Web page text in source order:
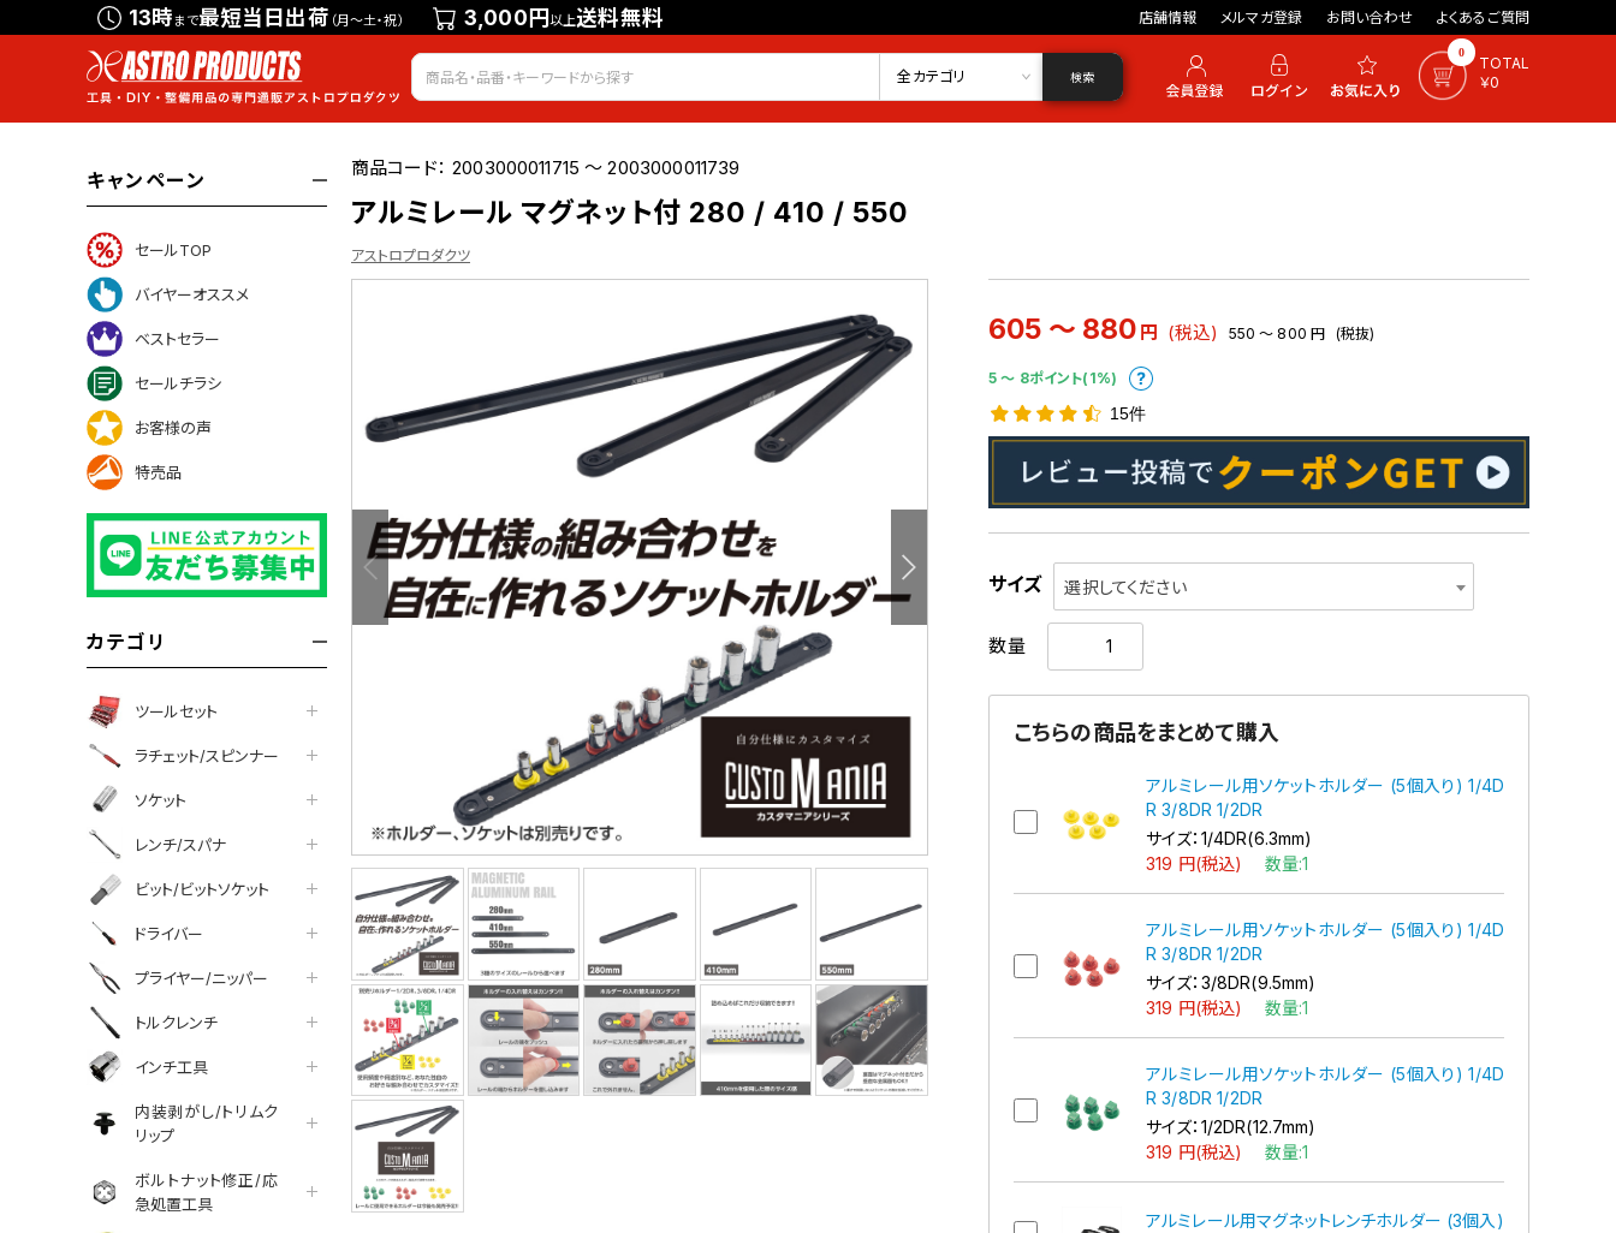
13時まで最短当日出荷 （月～土・祝） 3,000円以上送料無料 店舗情報 メルマガ登録 お問い合わせ よくあるご質問
会員登録 ログイン お気に入り 0
TOTAL
￥0
全カテゴリ 検索
キャンペーン
セールTOP
バイヤーオススメ
ベストセラー
セールチラシ
お客様の声
特売品
カテゴリ
ツールセット
ラチェット/スピンナー
ソケット
レンチ/スパナ
ビット/ビットソケット
ドライバー
プライヤー/ニッパー
トルクレンチ
インチ工具
内装剥がし/トリムク
リップ
ボルトナット修正/応
急処置工具
商品コード：2003000011715 ～ 2003000011739
アルミレール マグネット付 280 / 410 / 550
アストロプロダクツ
605 ～ 880 円 (税込) 550 ～ 800 円 (税抜)
5 〜 8ポイント(1%)
15件
サイズ 選択してください
数量
こちらの商品をまとめて購入
アルミレール用ソケットホルダー (5個入り) 1/4D
R 3/8DR 1/2DR
サイズ：1/4DR(6.3mm)
319 円(税込) 数量:1
アルミレール用ソケットホルダー (5個入り) 1/4D
R 3/8DR 1/2DR
サイズ：3/8DR(9.5mm)
319 円(税込) 数量:1
アルミレール用ソケットホルダー (5個入り) 1/4D
R 3/8DR 1/2DR
サイズ：1/2DR(12.7mm)
319 円(税込) 数量:1
アルミレール用マグネットレンチホルダー (3個入)